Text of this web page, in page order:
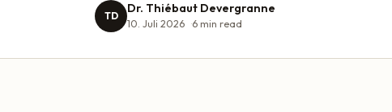
TD Dr. Thiébaut Devergranne
10. Juli 2026 6 min read